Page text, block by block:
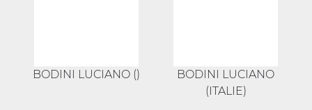
BODINI LUCIANO ()
BODINI LUCIANO
(ITALIE)